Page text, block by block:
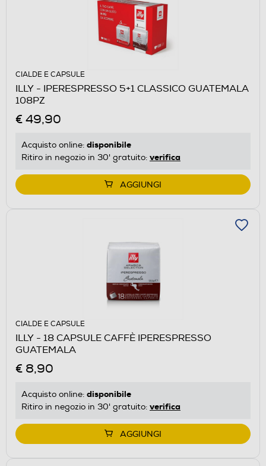
CIALDE E CAPSULE
ILLY - IPERESPRESSO 5+1 CLASSICO GUATEMALA
108PZ
€ 49,90
Acquisto online: disponibile
Ritiro in negozio in 30' gratuito: verifica
AGGIUNGI
CIALDE E CAPSULE
ILLY - 18 CAPSULE CAFFÈ IPERESPRESSO
GUATEMALA
€ 8,90
Acquisto online: disponibile
Ritiro in negozio in 30' gratuito: verifica
AGGIUNGI